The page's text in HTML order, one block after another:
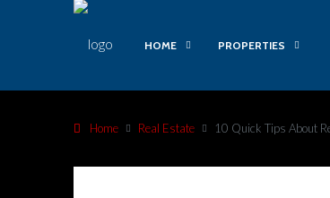
HOME PROPERTIES
Home Real Estate 10 Quick Tips About